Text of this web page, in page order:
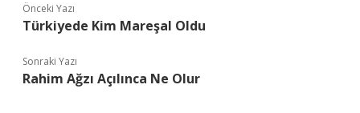
Önceki Yazı
Türkiyede Kim Mareşal Oldu
Sonraki Yazı
Rahim Ağzı Açılınca Ne Olur